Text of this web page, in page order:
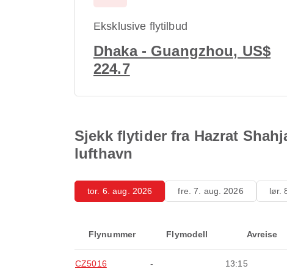
Eksklusive flytilbud
Dhaka - Guangzhou, US$
224.7
Sjekk flytider fra Hazrat
lufthavn
tor. 6. aug. 2026 fre. 7. aug. 2026 lør.
Flynummer Flymodell Avreise
CZ5016 - 13:15